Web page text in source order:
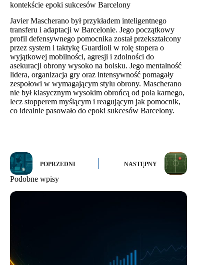
kontekście epoki sukcesów Barcelony
Javier Mascherano był przykładem inteligentnego
transferu i adaptacji w Barcelonie. Jego początkowy
profil defensywnego pomocnika został przekształcony
przez system i taktykę Guardioli w rolę stopera o
wyjątkowej mobilności, agresji i zdolności do
asekuracji obrony wysoko na boisku. Jego mentalność
lidera, organizacja gry oraz intensywność pomagały
zespołowi w wymagającym stylu obrony. Mascherano
nie był klasycznym wysokim obrońcą od pola karnego,
lecz stopperem myślącym i reagującym jak pomocnik,
co idealnie pasowało do epoki sukcesów Barcelony.
POPRZEDNI NASTĘPNY
Podobne wpisy